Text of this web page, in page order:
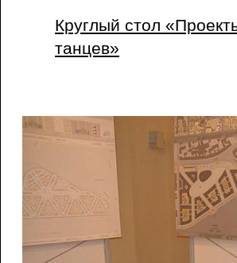
Круглый стол
танцев»